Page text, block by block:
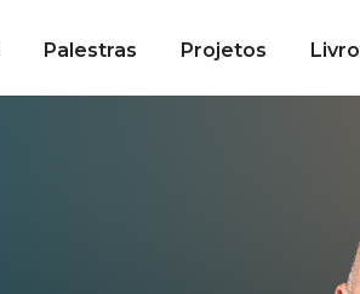
Palestras Projetos